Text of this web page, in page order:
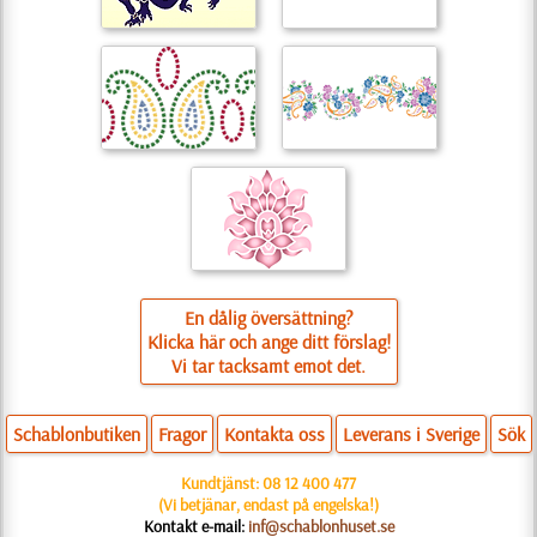
En dålig översättning?
Klicka här och ange ditt förslag!
Vi tar tacksamt emot det.
Schablonbutiken Fragor Kontakta oss Leverans i Sverige Sök
Kundtjänst:08 12 400 477
(Vi betjänar, endast på engelska!)
Kontakt e-mail: inf@schablonhuset.se